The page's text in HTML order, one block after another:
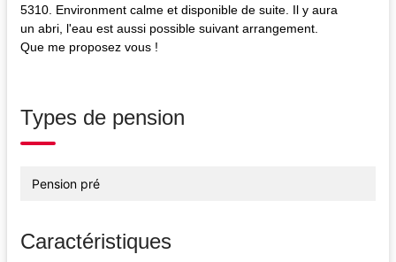
5310. Environment calme et disponible de suite. Il y aura
un abri, l'eau est aussi possible suivant arrangement.
Que me proposez vous !
Types de pension
Pension pré
Caractéristiques